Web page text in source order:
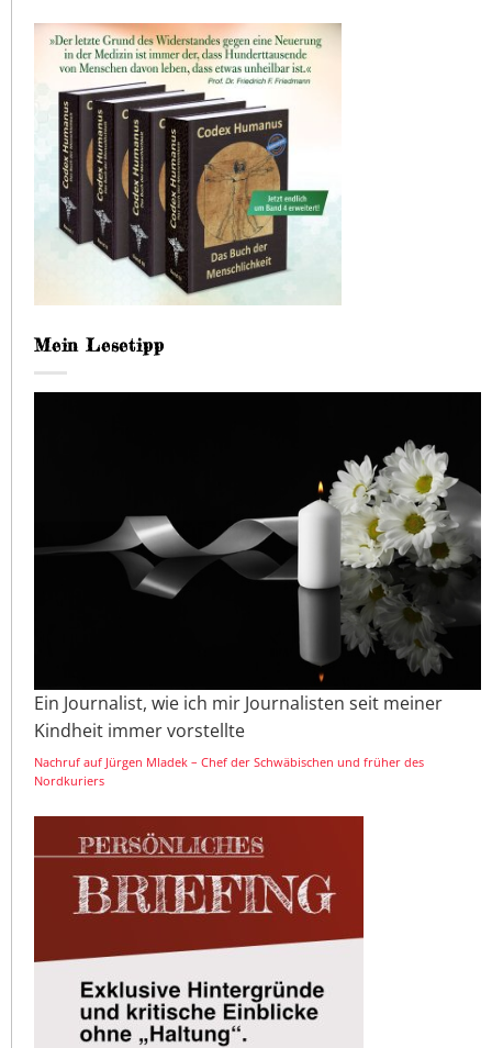
Mein Lesetipp
Ein Journalist, wie ich mir Journalisten seit meiner
Kindheit immer vorstellte
Nachruf auf Jürgen Mladek – Chef der Schwäbischen und früher des
Nordkuriers